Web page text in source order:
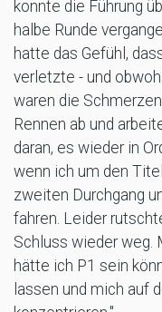
konnte die Führung
halbe Runde
hatte das Gefühl,
verletzte - und
waren die
Rennen ab und
daran, es wieder in
wenn ich um den
zweiten Durchgang
fahren. Leider
Schluss wieder weg.
hätte ich P1 sein
lassen und mich auf